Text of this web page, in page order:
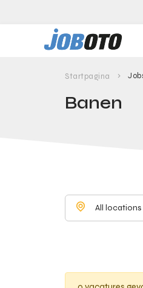
Startpagina
Banen
All locations